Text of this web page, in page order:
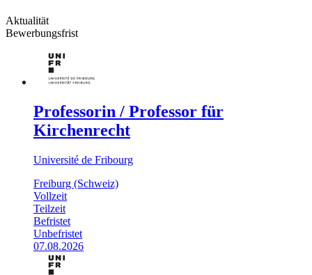
Aktualität
Bewerbungsfrist
Professorin / Professor für
Kirchenrecht
Université de Fribourg
Freiburg (Schweiz)
Vollzeit
Teilzeit
Befristet
Unbefristet
07.08.2026